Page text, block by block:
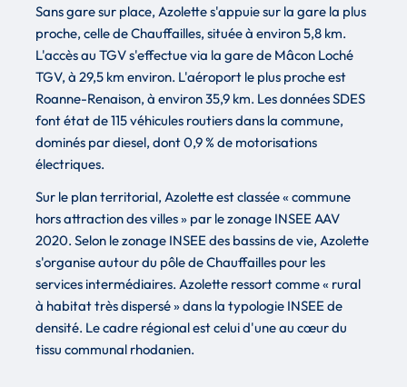
Sans gare sur place, Azolette s'appuie sur la gare la plus
proche, celle de Chauffailles, située à environ 5,8 km.
L'accès au TGV s'effectue via la gare de Mâcon Loché
TGV, à 29,5 km environ. L'aéroport le plus proche est
Roanne-Renaison, à environ 35,9 km. Les données SDES
font état de 115 véhicules routiers dans la commune,
dominés par diesel, dont 0,9 % de motorisations
électriques.
Sur le plan territorial, Azolette est classée « commune
hors attraction des villes » par le zonage INSEE AAV
2020. Selon le zonage INSEE des bassins de vie, Azolette
s'organise autour du pôle de Chauffailles pour les
services intermédiaires. Azolette ressort comme « rural
à habitat très dispersé » dans la typologie INSEE de
densité. Le cadre régional est celui d'une au cœur du
tissu communal rhodanien.